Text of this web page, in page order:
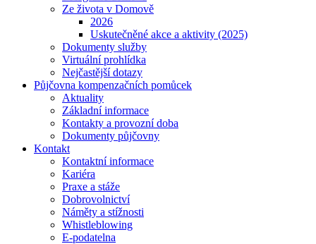
Ze života v Domově
2026
Uskutečněné akce a aktivity (2025)
Dokumenty služby
Virtuální prohlídka
Nejčastější dotazy
Půjčovna kompenzačních pomůcek
Aktuality
Základní informace
Kontakty a provozní doba
Dokumenty půjčovny
Kontakt
Kontaktní informace
Kariéra
Praxe a stáže
Dobrovolnictví
Náměty a stížnosti
Whistleblowing
E-podatelna